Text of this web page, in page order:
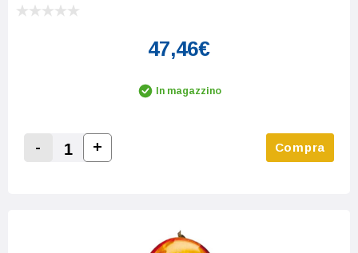
47,46€
In magazzino
Decrease Quantity:
-
Increase Quantity:
+ Compra